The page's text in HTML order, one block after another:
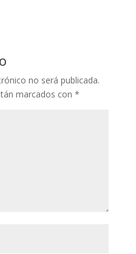
no será publicada.
marcados con *